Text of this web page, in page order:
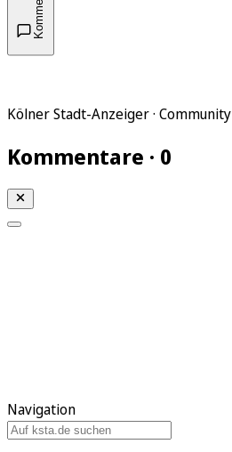
Kölner Stadt-Anzeiger · Community
Kommentare · 0
Navigation